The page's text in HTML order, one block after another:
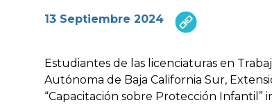
13 Septiembre 2024
Estudiantes de las licenciaturas en
Autónoma de Baja California Sur,
“Capacitación sobre Protección